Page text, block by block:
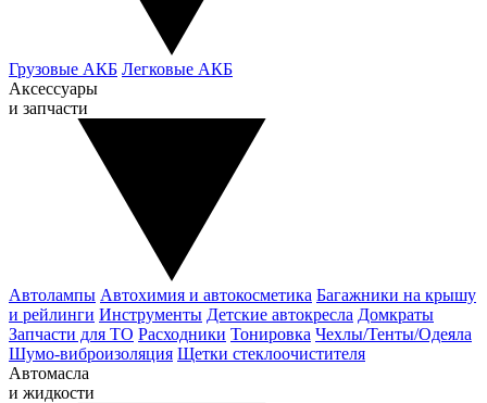
Грузовые АКБ Легковые АКБ
Аксессуары
и запчасти
Автолампы Автохимия и автокосметика Багажники на крышу
и рейлинги Инструменты Детские автокресла Домкраты
Запчасти для ТО Расходники Тонировка Чехлы/Тенты/Одеяла
Шумо-виброизоляция Щетки стеклоочистителя
Автомасла
и жидкости